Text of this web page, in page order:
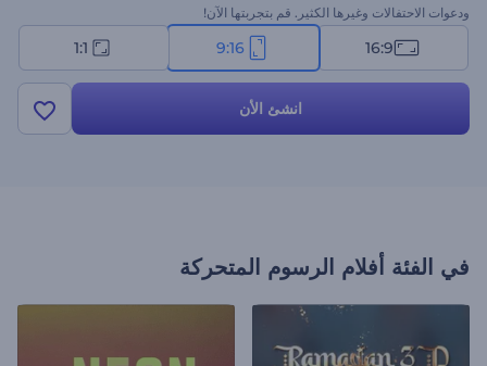
ودعوات الاحتفالات وغيرها الكثير. قم بتجربتها الآن!
16:9
9:16
1:1
انشئ الأن
في الفئة أفلام الرسوم المتحركة